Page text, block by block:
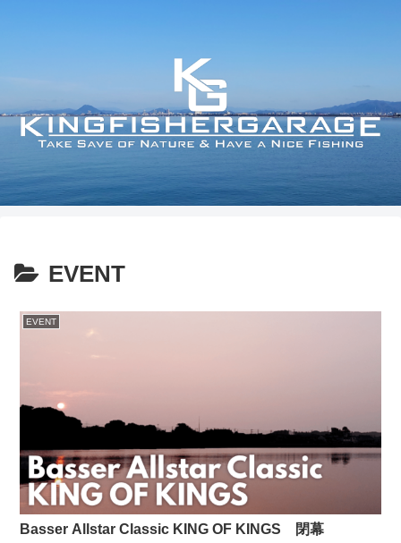
EVENT
EVENT
Basser Allstar Classic KING OF KINGS 閉幕